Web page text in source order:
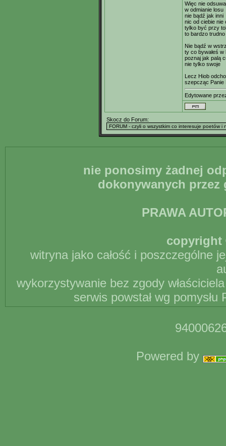
Więc nie
w odmianie losu
nie bądź jak inni
nic od ciebie nie
tylko być przy
to bardzo trudno
Nie bądź w
ty co bywałeś w
poznaj jak palą
nie tylko swoje
Lecz Hiob
szepcząc Panie
Edytowane
Skocz do Forum:
nie ponosimy żadnej
dokonywanych
PRAWA
copyright
witryna jako całość i poszczególne
wykorzystywanie bez zgody
serwis powstał wg
Powered by